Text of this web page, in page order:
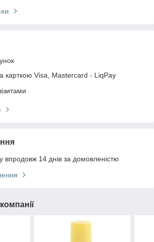
карткою Visa, Mastercard - LiqPay
впродовж 14 днів за домовленістю